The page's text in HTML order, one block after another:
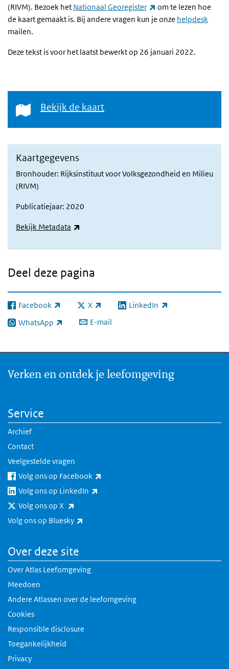
(RIVM). Bezoek het Nationaal Georegister (externe link)
om te lezen hoe
de kaart gemaakt is. Bij andere vragen kun je onze helpdesk
mailen.
Deze tekst is voor het laatst bewerkt op 26 januari 2022.
Bekijk de kaart
Bekijk de kaart
Kaartgegevens
Bronhouder: Rijksinstituut voor Volksgezondheid en Milieu
(RIVM)
Publicatiejaar: 2020
Bekijk Metadata
Deel deze pagina
Facebook
(externe link) X
(externe link) LinkedIn
(externe link)
WhatsApp
(externe link) E-mail
Verken en ontdek je leefomgeving
Service
Archief
Contact
Veelgestelde vragen
Volg ons op Facebook
Volg ons op LinkedIn
Volg ons op X
Volg ons op Bluesky
Over deze site
Over Atlas Leefomgeving
Meedoen
Andere Atlassen over de leefomgeving
Cookies
Responsible disclosure
Toegankelijkheid
Privacy